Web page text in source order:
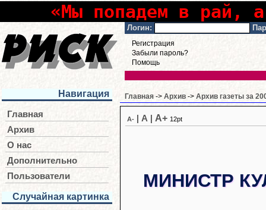
«Мы попадем в рай,
Логин:
Регистрация
Забыли пароль?
Помощь
Навигация
Главная
Архив
О нас
Дополнительно
Пользователи
Случайная картинка
Главная -> Архив -> Архив газеты за
A- A A+ 12pt
МИНИСТР